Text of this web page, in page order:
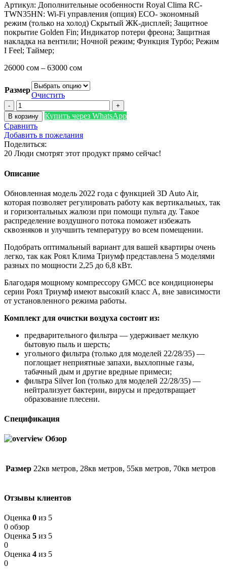
Артикул: Дополнительные особенности Royal Clima RC-
TWN35HN: Wi-Fi управления (опция) ECO- экономный
режим (только на холод) Скрытый ЖК-дисплей; Защитное
покрытие Golden Fin; Индикатор потери фреона; Защитная
накладка на вентили; Ночной режим; Функция Турбо; Режим
I Feel; Таймер;
26000 сом – 63000 сом
Размер
Очистить
Количество
товара
Royal
Clima
Triumph
В корзину
Купить через WhatsApp
Сравнить
Добавить в пожелания
Поделиться:
20 Люди смотрят этот продукт прямо сейчас!
Описание
Обновленная модель 2022 года с функцией 3D Auto Air,
которая позволяет регулировать работу как вертикальных, так
и горизонтальных жалюзи при помощи пульта ду. Такое
распределение воздушного потока поможет избежать
сквозняков и улучшить температуру во всем помещении.
Подобрать оптимальный вариант для вашей квартиры очень
легко, так как Роял Клима Триумф представлена 5 моделями
разных по мощности 2,25 до 6,8 кВт.
Благодаря мощному компрессору GMCC все кондиционеры
серии Роял Триумф имеют высокий класс А, вне зависимости
от установленного режима работы.
Комплект для очистки воздуха состоит из:
предварительного фильтра — удерживает мелкую
бытовую пыль и шерсть;
угольного фильтра (только для моделей 22/28/35) —
поглощает неприятные запахи, выхлопные газы,
табачный дым и другие вредные примеси;
фильтра Silver Ion (только для моделей 22/28/35) —
нейтрализует бактерии, вирусы и предотвращает
образование плесени.
Спецификация
Обзор
Размер 22кв метров, 28кв метров, 55кв метров, 70кв метров
Отзывы клиентов
Оценка 0 из 5
0 обзор
Оценка 5 из 5
0
Оценка 4 из 5
0